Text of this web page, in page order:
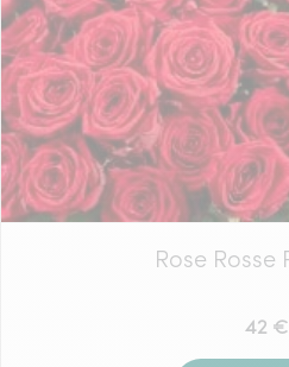
Rose Rosse
42 €